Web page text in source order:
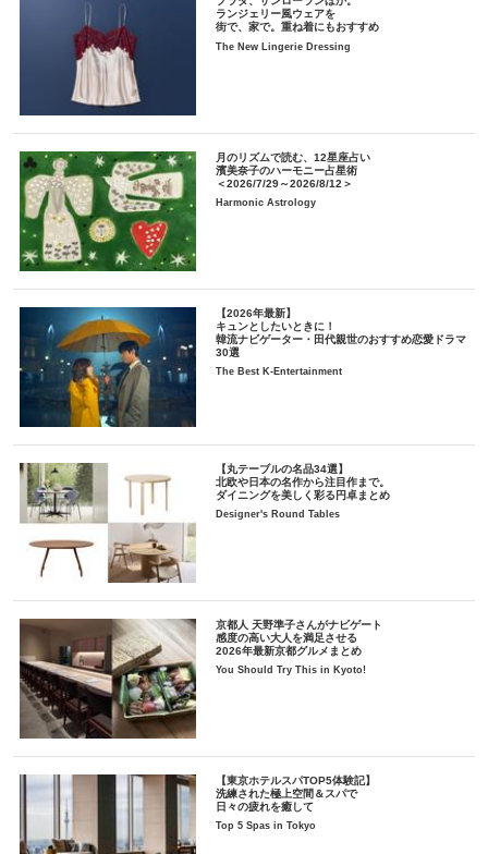
ランジェリー風ウェアを
街で、家で。重ね着にもおすすめ
The New Lingerie Dressing
月のリズムで読む、12星座占い
濱美奈子のハーモニー占星術
＜2026/7/29～2026/8/12＞
Harmonic Astrology
【2026年最新】
キュンとしたいときに！
韓流ナビゲーター・田代親世のおすすめ恋愛ドラマ
30選
The Best K-Entertainment
【丸テーブルの名品34選】
北欧や日本の名作から注目作まで。
ダイニングを美しく彩る円卓まとめ
Designer's Round Tables
京都人 天野準子さんがナビゲート
感度の高い大人を満足させる
2026年最新京都グルメまとめ
You Should Try This in Kyoto!
【東京ホテルスパTOP5体験記】
洗練された極上空間＆スパで
日々の疲れを癒して
Top 5 Spas in Tokyo